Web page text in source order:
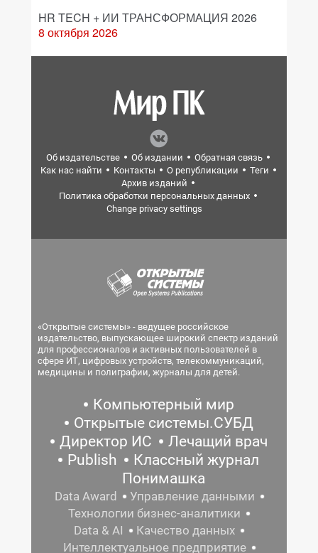
HR TECH + ИИ ТРАНСФОРМАЦИЯ 2026
8 октября 2026
Об издательстве Об издании
Обратная связь
Как нас найти
Контакты О републикации
Теги
Архив изданий
Политика обработки персональных данных
Change privacy settings
«Открытые системы» - ведущее российское
издательство, выпускающее широкий спектр изданий
для профессионалов и активных пользователей в
сфере ИТ, цифровых устройств, телекоммуникаций,
медицины и полиграфии, журналы для детей.
Компьютерный мир
Открытые системы.СУБД
Директор ИС
Лечащий врач
Publish
Классный журнал
Понимашка
Data Award
Управление данными
Технологии бизнес-аналитики
Data & AI
Качество данных
Интеллектуальное предприятие